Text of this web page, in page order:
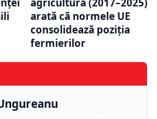
arată că normele UE
consolidează poziția
fermierilor